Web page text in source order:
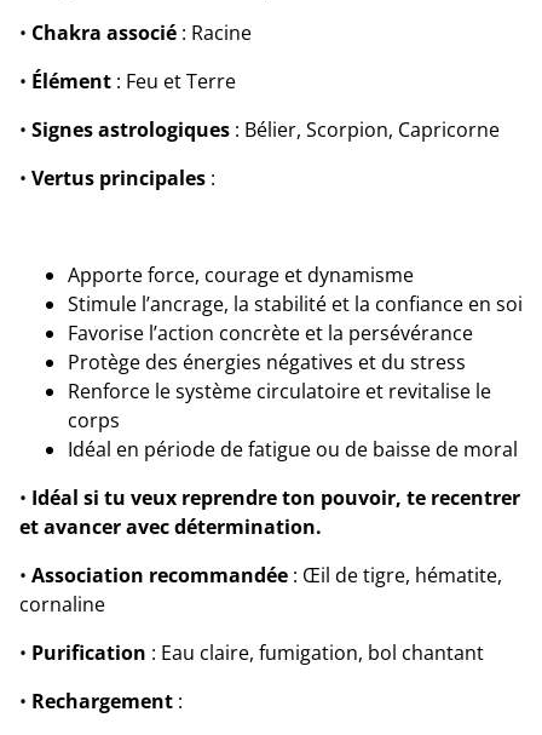
• Chakra associé : Racine
• Élément : Feu et Terre
• Signes astrologiques : Bélier, Scorpion, Capricorne
• Vertus principales :
Apporte force, courage et dynamisme
Stimule l’ancrage, la stabilité et la confiance en soi
Favorise l’action concrète et la persévérance
Protège des énergies négatives et du stress
Renforce le système circulatoire et revitalise le
corps
Idéal en période de fatigue ou de baisse de moral
• Idéal si tu veux reprendre ton pouvoir, te recentrer
et avancer avec détermination.
• Association recommandée : Œil de tigre, hématite,
cornaline
• Purification : Eau claire, fumigation, bol chantant
• Rechargement :